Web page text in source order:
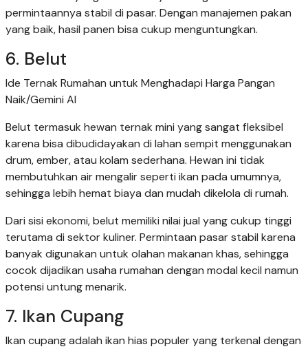
permintaannya stabil di pasar. Dengan manajemen pakan
yang baik, hasil panen bisa cukup menguntungkan.
6. Belut
Ide Ternak Rumahan untuk Menghadapi Harga Pangan
Naik/Gemini AI
Belut termasuk hewan ternak mini yang sangat fleksibel
karena bisa dibudidayakan di lahan sempit menggunakan
drum, ember, atau kolam sederhana. Hewan ini tidak
membutuhkan air mengalir seperti ikan pada umumnya,
sehingga lebih hemat biaya dan mudah dikelola di rumah.
Dari sisi ekonomi, belut memiliki nilai jual yang cukup tinggi
terutama di sektor kuliner. Permintaan pasar stabil karena
banyak digunakan untuk olahan makanan khas, sehingga
cocok dijadikan usaha rumahan dengan modal kecil namun
potensi untung menarik.
7. Ikan Cupang
Ikan cupang adalah ikan hias populer yang terkenal dengan